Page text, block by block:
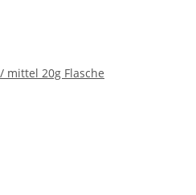
mittel 20g Flasche